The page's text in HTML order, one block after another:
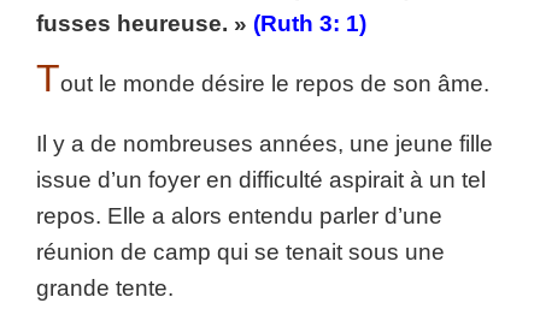
fusses heureuse. » (Ruth 3: 1)
Tout le monde désire le repos de son âme.
Il y a de nombreuses années, une jeune fille
issue d’un foyer en difficulté aspirait à un tel
repos. Elle a alors entendu parler d’une
réunion de camp qui se tenait sous une
grande tente.